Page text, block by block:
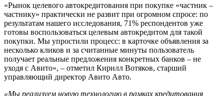
«Рынок целевого автокредитования при покупке «частник –
частнику» практически не развит при огромном спросе: по
результатам нашего исследования, 71% респондентов уже
готовы воспользоваться целевым автокредитом для такой
покупки. Мы упростили процесс: в карточке объявления за
несколько кликов и за считанные минуты пользователь
получает реальные предложения конкретных банков – не
уходя с Авито», – отметил Кирилл Вотяков, старший
управляющий директор Авито Авто.
«Мы реализуем новую технологию в рамках кредитования